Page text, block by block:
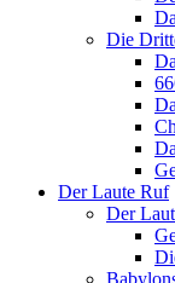
Die
Der Laute Ruf
Der